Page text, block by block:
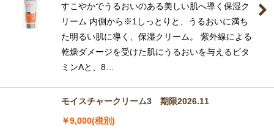
すこやかでうるおいのある美しい肌へ導く保湿ク
リーム 内側から※1しっとりと、うるおいに満ち
た明るい肌に導く、保湿クリーム。 紫外線による
乾燥ダメージを受けた肌にうるおいを与えるビタ
ミンAと、8…
モイスチャークリーム3 期限2026.11
￥9,000(税別)